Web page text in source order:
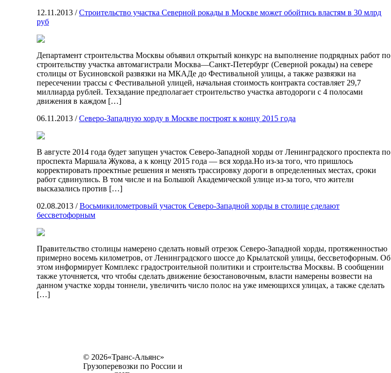
12.11.2013 /Строительство участка Северной рокады в Москве может обойтись властям в 30 млрд
руб
Департамент строительства Москвы объявил открытый конкурс на выполнение подрядных работ по
строительству участка автомагистрали Москва—Санкт-Петербург (Северной рокады) на севере
столицы от Бусиновской развязки на МКАДе до Фестивальной улицы, а также развязки на
пересечении трассы с Фестивальной улицей, начальная стоимость контракта составляет 29,7
миллиарда рублей. Техзадание предполагает строительство участка автодороги с 4 полосами
движения в каждом […]
06.11.2013 /Северо-Западную хорду в Москве построят к концу 2015 года
В августе 2014 года будет запущен участок Северо-Западной хорды от Ленинградского проспекта по
проспекта Маршала Жукова, а к концу 2015 года — вся хорда.Но из-за того, что пришлось
корректировать проектные решения и менять трассировку дороги в определенных местах, сроки
работ сдвинулись. В том числе и на Большой Академической улице из-за того, что жители
высказались против […]
02.08.2013 /Восьмикилометровый участок Северо-Западной хорды в столице сделают
бессветофорным
Правительство столицы намерено сделать новый отрезок Северо-Западной хорды, протяженностью
примерно восемь километров, от Ленинградского шоссе до Крылатской улицы, бессветофорным. Об
этом информирует Комплекс градостроительной политики и строительства Москвы. В сообщении
также уточняется, что чтобы сделать движение безостановочным, власти намерены возвести на
данном участке хорды тоннели, увеличить число полос на уже имеющихся улицах, а также сделать
[…]
© 2026«Транс-Альянс»
Грузоперевозки по России и